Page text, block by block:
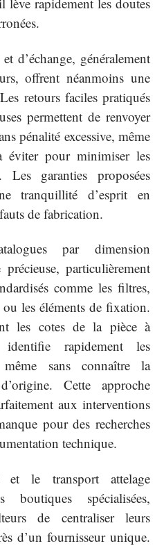
d’échange, généralement
offrent néanmoins une
retours faciles pratiqués
permettent de renvoyer
pénalité excessive, même
éviter pour minimiser les
Les garanties proposées
tranquillité d’esprit en
de fabrication.
par dimension
particulièrement
comme les filtres,
les éléments de fixation.
les cotes de la pièce à
identifie rapidement les
même sans connaître la
Cette approche
aux interventions
pour des recherches
technique.
et le transport attelage
boutiques spécialisées,
de centraliser leurs
d’un fournisseur unique.